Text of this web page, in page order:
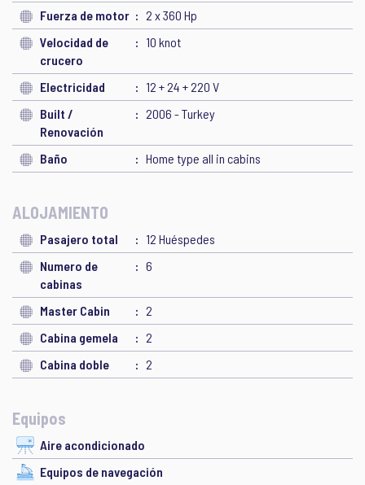
Fuerza de motor
2 x 360 Hp
Velocidad de
crucero
10 knot
Electricidad
12 + 24 + 220 V
Built /
Renovación
2006 - Turkey
Baño Home type all in cabins
ALOJAMIENTO
Pasajero total
12 Huéspedes
Numero de
cabinas
6
Master Cabin
2
Cabina gemela
2
Cabina doble
2
Equipos
Aire acondicionado
Equipos de navegación